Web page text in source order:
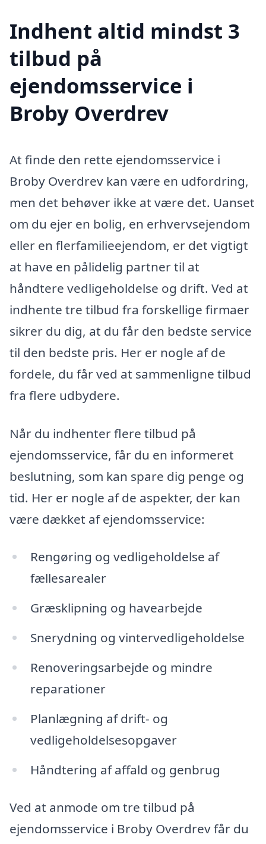
Indhent altid mindst 3
tilbud på
ejendomsservice i
Broby Overdrev
At finde den rette ejendomsservice i
Broby Overdrev kan være en udfordring,
men det behøver ikke at være det. Uanset
om du ejer en bolig, en erhvervsejendom
eller en flerfamilieejendom, er det vigtigt
at have en pålidelig partner til at
håndtere vedligeholdelse og drift. Ved at
indhente tre tilbud fra forskellige firmaer
sikrer du dig, at du får den bedste service
til den bedste pris. Her er nogle af de
fordele, du får ved at sammenligne tilbud
fra flere udbydere.
Når du indhenter flere tilbud på
ejendomsservice, får du en informeret
beslutning, som kan spare dig penge og
tid. Her er nogle af de aspekter, der kan
være dækket af ejendomsservice:
Rengøring og vedligeholdelse af
fællesarealer
Græsklipning og havearbejde
Snerydning og vintervedligeholdelse
Renoveringsarbejde og mindre
reparationer
Planlægning af drift- og
vedligeholdelsesopgaver
Håndtering af affald og genbrug
Ved at anmode om tre tilbud på
ejendomsservice i Broby Overdrev får du